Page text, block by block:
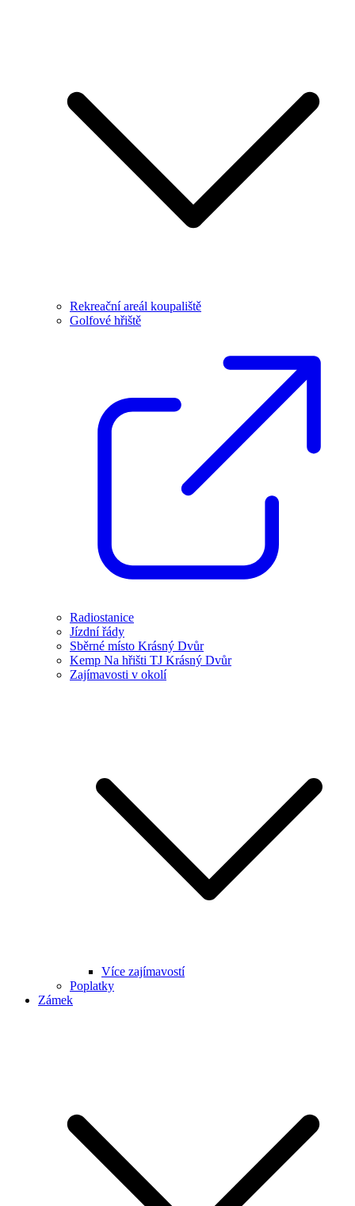
Rekreační areál koupaliště
Golfové hřiště
Radiostanice
Jízdní řády
Sběrné místo Krásný Dvůr
Kemp Na hřišti TJ Krásný Dvůr
Zajímavosti v okolí
Více zajímavostí
Poplatky
Zámek